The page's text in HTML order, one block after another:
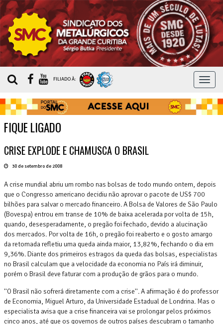
MENU
FILIADO À:
FIQUE LIGADO
CRISE EXPLODE E CHAMUSCA O BRASIL
30 de setembro de 2008
A crise mundial abriu um rombo nas bolsas de todo mundo ontem, depois
que o Congresso americano decidiu não aprovar o pacote de US$ 700
bilhões para salvar o mercado financeiro. A Bolsa de Valores de São Paulo
(Bovespa) entrou em transe de 10% de baixa acelerada por volta de 15h,
quando, desesperadamente, o pregão foi fechado, devido a alucinação
dos mercados. Por volta de 16h, o pregão foi reaberto e o gosto amargo
da retomada refletiu uma queda ainda maior, 13,82%, fechando o dia em
9,36%. Diante dos primeiros estragos da queda das bolsas, especialistas
no Brasil calculam que a velocidade da economia no País irá diminuir,
porém o Brasil deve faturar com a produção de grãos para o mundo.
''O Brasil não sofrerá diretamente com a crise''. A afirmação é do professor
de Economia, Miguel Arturo, da Universidade Estadual de Londrina. Mas o
especialista avisa que a crise financeira vai se prolongar pelos próximos
cinco anos, até que os governos de outros países descubram o tamanho